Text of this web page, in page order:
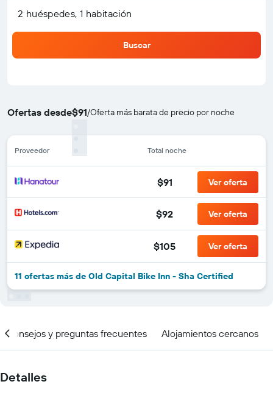
2 huéspedes, 1 habitación
Buscar
Ofertas desde$91/Oferta más barata de precio por noche
Proveedor Total noche
$91 Ver oferta
$92 Ver oferta
$105 Ver oferta
11 ofertas más de Old Capital Bike Inn - Sha Certified
Consejos y preguntas frecuentes Alojamientos cercanos
Detalles